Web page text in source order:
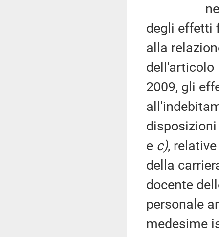
degli effetti
alla
dell'articolo
2009, gli
e c),
della
docente
personale
medesime